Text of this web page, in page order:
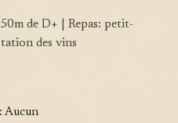
des vins
Aucun